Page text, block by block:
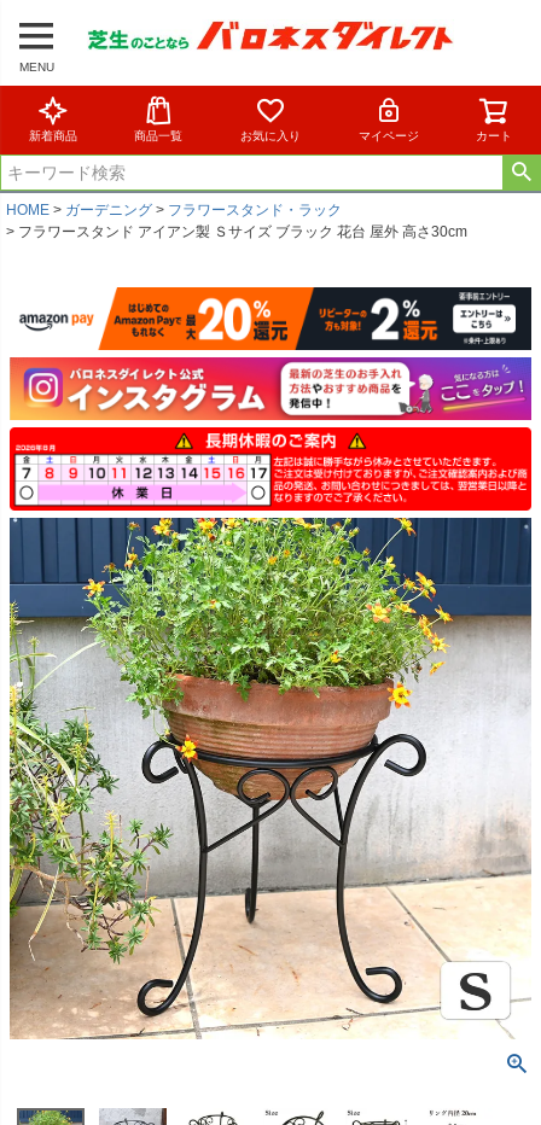
MENU
新着商品 商品一覧 お気に入り マイページ カート
HOME ガーデニング
フラワースタンド・ラック
フラワースタンド アイアン製 Ｓサイズ ブラック 花台 屋外 高さ30cm